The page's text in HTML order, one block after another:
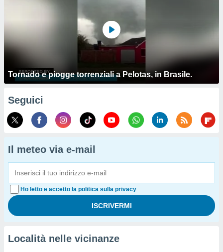
Tornado e piogge torrenziali a Pelotas, in Brasile.
Seguici
Il meteo via e-mail
Ho letto e accetto la politica sulla privacy
Località nelle vicinanze